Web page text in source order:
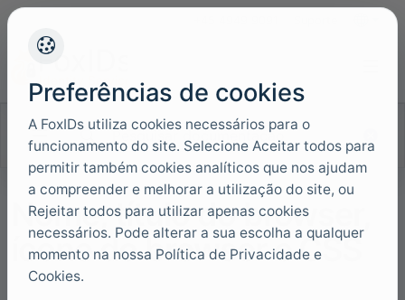
Idiomas
Pesquisar documentação
Nome, título do browser,
ícone do browser e CSS
Preferências de cookies
A FoxIDs utiliza cookies necessários para o
funcionamento do site. Selecione Aceitar todos para
permitir também cookies analíticos que nos ajudam
a compreender e melhorar a utilização do site, ou
Rejeitar todos para utilizar apenas cookies
necessários. Pode alterar a sua escolha a qualquer
momento na nossa Política de Privacidade e
Cookies.